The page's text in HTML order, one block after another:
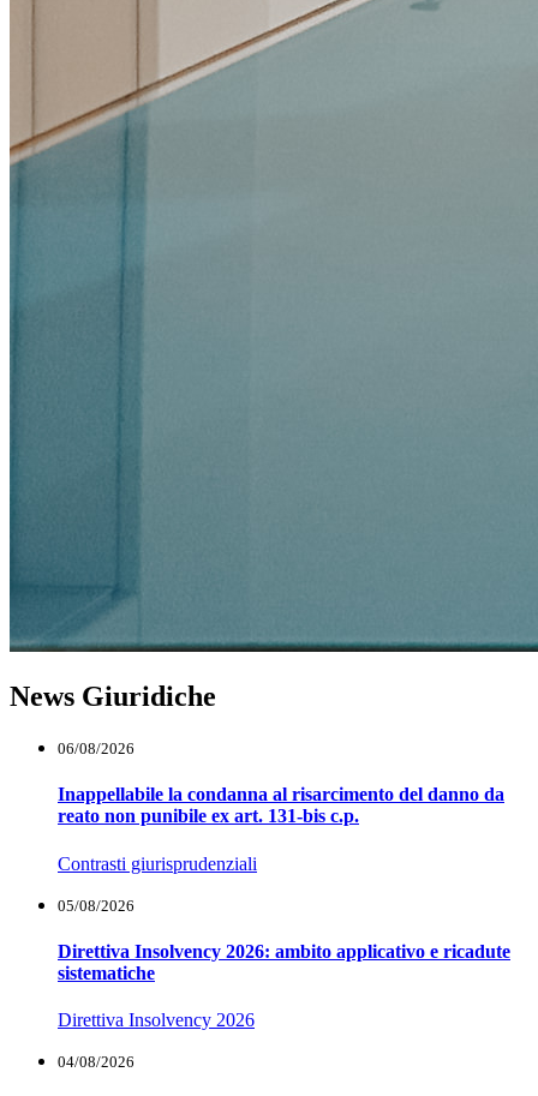
News Giuridiche
06/08/2026
Inappellabile la condanna al risarcimento del danno da
reato non punibile ex art. 131-bis c.p.
Contrasti giurisprudenziali
05/08/2026
Direttiva Insolvency 2026: ambito applicativo e ricadute
sistematiche
Direttiva Insolvency 2026
04/08/2026